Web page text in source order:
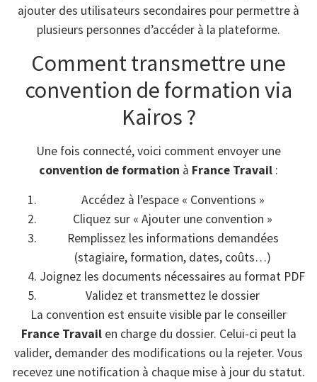
ajouter des utilisateurs secondaires pour permettre à
plusieurs personnes d’accéder à la plateforme.
Comment transmettre une
convention de formation via
Kairos ?
Une fois connecté, voici comment envoyer une
convention de formation à France Travail :
Accédez à l’espace « Conventions »
Cliquez sur « Ajouter une convention »
Remplissez les informations demandées
(stagiaire, formation, dates, coûts…)
Joignez les documents nécessaires au format PDF
Validez et transmettez le dossier
La convention est ensuite visible par le conseiller
France Travailen charge du dossier. Celui-ci peut la
valider, demander des modifications ou la rejeter. Vous
recevez une notification à chaque mise à jour du statut.